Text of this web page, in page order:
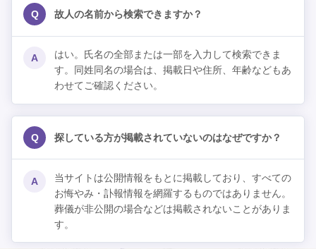
Q 故人の名前から検索できますか？
A
はい。氏名の全部または一部を入力して検索できま
す。同姓同名の場合は、掲載日や住所、年齢などもあ
わせてご確認ください。
Q 探している方が掲載されていないのはなぜですか？
A
当サイトは公開情報をもとに掲載しており、すべての
お悔やみ・訃報情報を網羅するものではありません。
葬儀が非公開の場合などは掲載されないことがありま
す。